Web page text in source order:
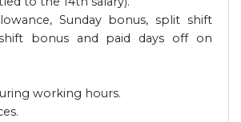
Sunday bonus, split shift
bonus and paid days off on
working hours.